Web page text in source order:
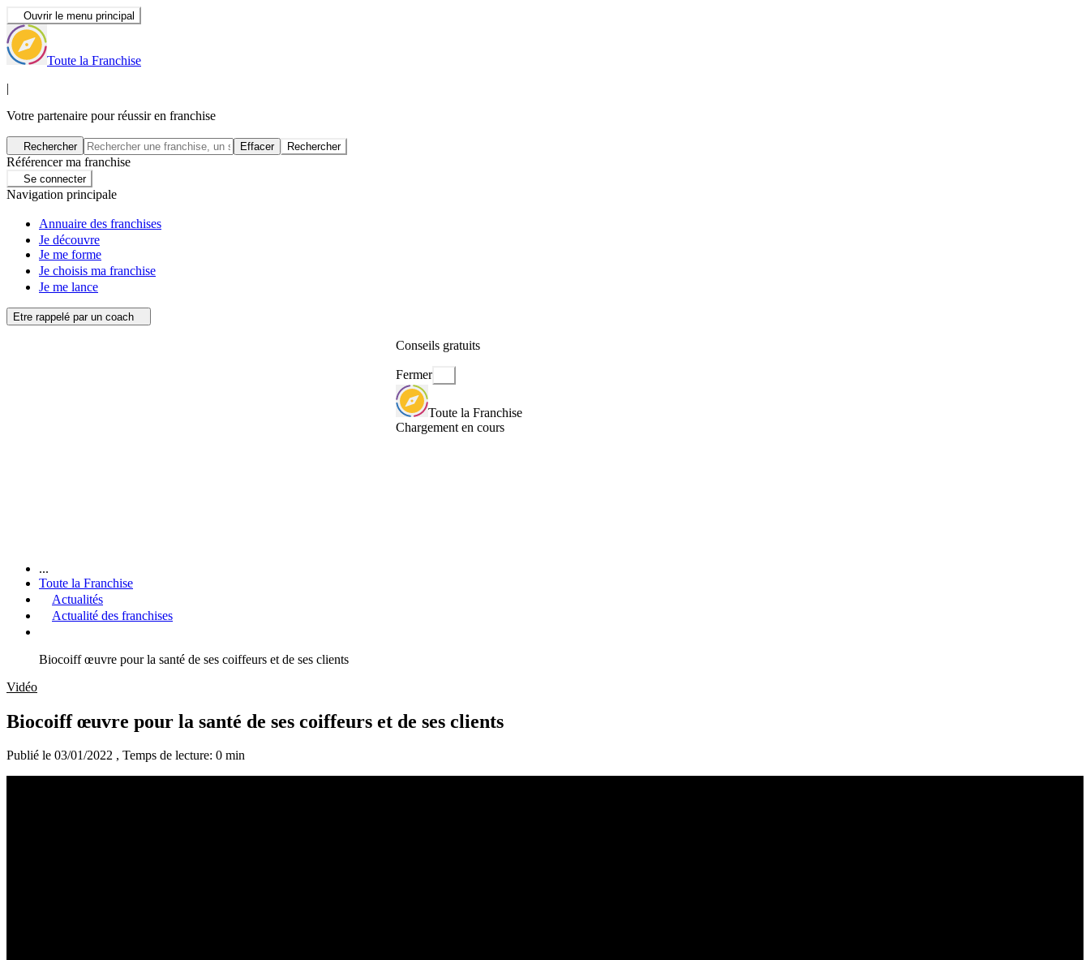
Ouvrir le menu principal
Toute la Franchise
|
Votre partenaire pour réussir en franchise
Rechercher Effacer Rechercher
Référencer ma franchise
Se connecter
Navigation principale
Annuaire des franchises
Je découvre
Je me forme
Je choisis ma franchise
Je me lance
Etre rappelé par un coach
Conseils gratuits
Fermer
Toute la Franchise
Chargement en cours
...
Toute la Franchise
Actualités
Actualité des franchises
Biocoiff œuvre pour la santé de ses coiffeurs et de ses clients
Vidéo
Biocoiff œuvre pour la santé de ses coiffeurs et de ses clients
Publié le 03/01/2022 , Temps de lecture: 0 min